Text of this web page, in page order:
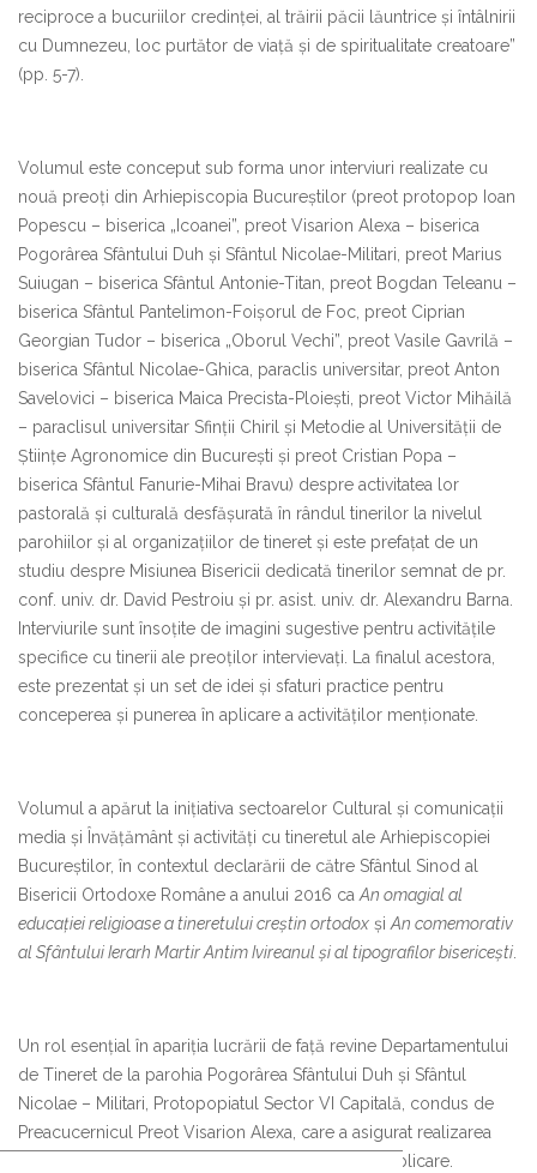
reciproce a bucuriilor credinței, al trăirii păcii lăuntrice și întâlnirii
cu Dumnezeu, loc purtător de viață și de spiritualitate creatoare”
(pp. 5-7).
Volumul este conceput sub forma unor interviuri realizate cu
nouă preoți din Arhiepiscopia Bucureștilor (preot protopop Ioan
Popescu – biserica „Icoanei”, preot Visarion Alexa – biserica
Pogorârea Sfântului Duh și Sfântul Nicolae-Militari, preot Marius
Suiugan – biserica Sfântul Antonie-Titan, preot Bogdan Teleanu –
biserica Sfântul Pantelimon-Foișorul de Foc, preot Ciprian
Georgian Tudor – biserica „Oborul Vechi”, preot Vasile Gavrilă –
biserica Sfântul Nicolae-Ghica, paraclis universitar, preot Anton
Savelovici – biserica Maica Precista-Ploiești, preot Victor Mihăilă
– paraclisul universitar Sfinții Chiril și Metodie al Universității de
Științe Agronomice din București și preot Cristian Popa –
biserica Sfântul Fanurie-Mihai Bravu) despre activitatea lor
pastorală și culturală desfășurată în rândul tinerilor la nivelul
parohiilor și al organizațiilor de tineret și este prefațat de un
studiu despre Misiunea Bisericii dedicată tinerilor semnat de pr.
conf. univ. dr. David Pestroiu și pr. asist. univ. dr. Alexandru Barna.
Interviurile sunt însoțite de imagini sugestive pentru activitățile
specifice cu tinerii ale preoților intervievați. La finalul acestora,
este prezentat și un set de idei și sfaturi practice pentru
conceperea și punerea în aplicare a activităților menționate.
Volumul a apărut la inițiativa sectoarelor Cultural și comunicații
media și Învățământ și activități cu tineretul ale Arhiepiscopiei
Bucureștilor, în contextul declarării de către Sfântul Sinod al
Bisericii Ortodoxe Române a anului 2016 ca An omagial al
educației religioase a tineretului creștin ortodox și An comemorativ
al Sfântului Ierarh Martir Antim Ivireanul și al tipografilor bisericești
Un rol esențial în apariția lucrării de față revine Departamentului
de Tineret de la parohia Pogorârea Sfântului Duh și Sfântul
Nicolae – Militari, Protopopiatul Sector VI Capitală, condus de
Preacucernicul Preot Visarion Alexa, care a asigurat realizarea
interviurilor și transcrierea lor pentru editare și publicare.